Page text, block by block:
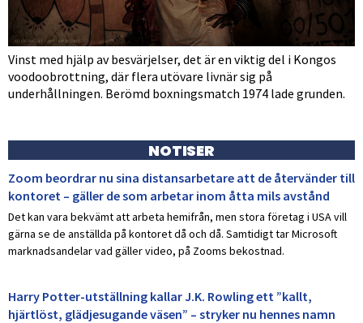
Vinst med hjälp av besvärjelser, det är en viktig del i Kongos
voodoobrottning, där flera utövare livnär sig på
underhållningen. Berömd boxningsmatch 1974 lade grunden.
NOTISER
Zoom beordrar nu sina distansarbetare att de återvänder till
kontoret – gäller de som arbetar inom åtta mils avstånd
Det kan vara bekvämt att arbeta hemifrån, men stora företag i USA vill
gärna se de anställda på kontoret då och då. Samtidigt tar Microsoft
marknadsandelar vad gäller video, på Zooms bekostnad.
Harry Potter-utställning kallar J.K. Rowling ett ”kallt,
hjärtlöst, glädjesugande väsen” – stryker nu hennes namn